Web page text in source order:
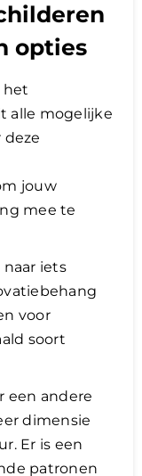
opties
het
alle mogelijke
deze
jouw
mee te
iets
voor
soort
een andere
dimensie
Er is een
patronen